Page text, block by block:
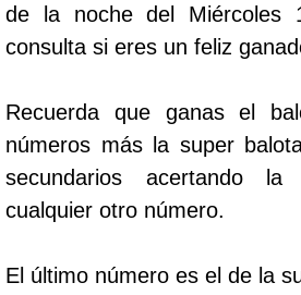
Cafeterito Tarde
Caribeña Día
Caribeña Noche
Chontico Día
de la noche del Miércoles
consulta si eres un feliz
Recuerda que ganas el
números más la super
secundarios acertando
cualquier otro número.
El último número es el de la